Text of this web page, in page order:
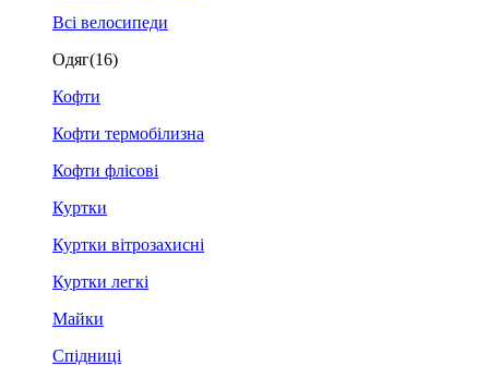
Всі велосипеди
Одяг(16)
Кофти
Кофти термобілизна
Кофти флісові
Куртки
Куртки вітрозахисні
Куртки легкі
Майки
Спідниці